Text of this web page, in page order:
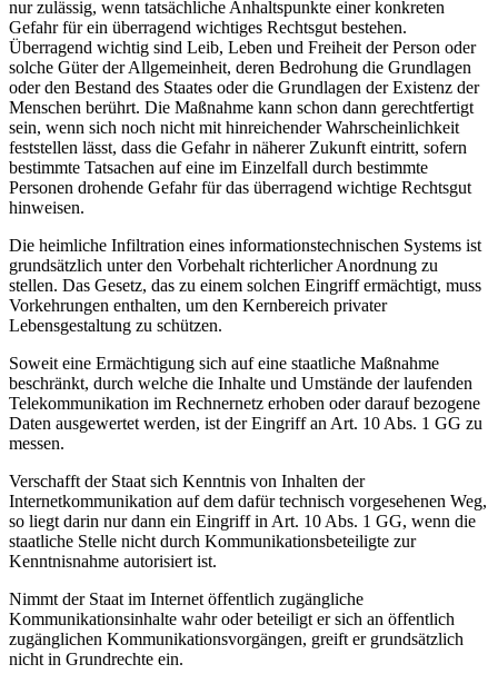
nur zulässig, wenn tatsächliche Anhaltspunkte einer konkreten
Gefahr für ein überragend wichtiges Rechtsgut bestehen.
Überragend wichtig sind Leib, Leben und Freiheit der Person oder
solche Güter der Allgemeinheit, deren Bedrohung die Grundlagen
oder den Bestand des Staates oder die Grundlagen der Existenz der
Menschen berührt. Die Maßnahme kann schon dann gerechtfertigt
sein, wenn sich noch nicht mit hinreichender Wahrscheinlichkeit
feststellen lässt, dass die Gefahr in näherer Zukunft eintritt, sofern
bestimmte Tatsachen auf eine im Einzelfall durch bestimmte
Personen drohende Gefahr für das überragend wichtige Rechtsgut
hinweisen.
Die heimliche Infiltration eines informationstechnischen Systems ist
grundsätzlich unter den Vorbehalt richterlicher Anordnung zu
stellen. Das Gesetz, das zu einem solchen Eingriff ermächtigt, muss
Vorkehrungen enthalten, um den Kernbereich privater
Lebensgestaltung zu schützen.
Soweit eine Ermächtigung sich auf eine staatliche Maßnahme
beschränkt, durch welche die Inhalte und Umstände der laufenden
Telekommunikation im Rechnernetz erhoben oder darauf bezogene
Daten ausgewertet werden, ist der Eingriff an Art. 10 Abs. 1 GG zu
messen.
Verschafft der Staat sich Kenntnis von Inhalten der
Internetkommunikation auf dem dafür technisch vorgesehenen Weg,
so liegt darin nur dann ein Eingriff in Art. 10 Abs. 1 GG, wenn die
staatliche Stelle nicht durch Kommunikationsbeteiligte zur
Kenntnisnahme autorisiert ist.
Nimmt der Staat im Internet öffentlich zugängliche
Kommunikationsinhalte wahr oder beteiligt er sich an öffentlich
zugänglichen Kommunikationsvorgängen, greift er grundsätzlich
nicht in Grundrechte ein.